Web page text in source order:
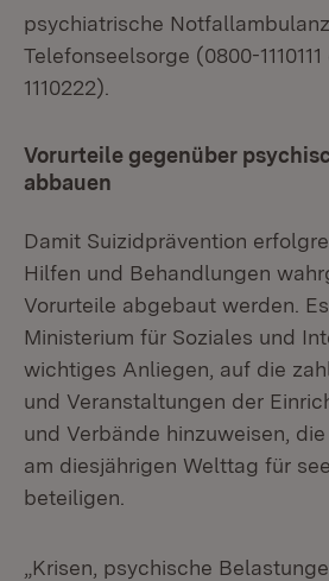
psychiatrische
Telefonseelsorge (0800-
1110222).
Vorurteile gegenüber
abbauen
Damit Suizidprävention
Hilfen und Behandlungen
Vorurteile abgebaut werden.
Ministerium für Soziales und
wichtiges Anliegen, auf die
und Veranstaltungen der
und Verbände hinzuweisen,
am diesjährigen Welttag für
beteiligen.
„Krisen, psychische